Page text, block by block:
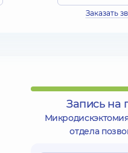
Заказать
Запись на
отдела